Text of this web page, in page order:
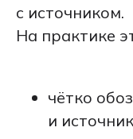
с источником.
На практике
чётко
и